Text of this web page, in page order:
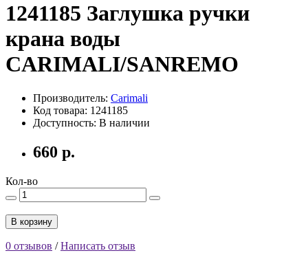
1241185 Заглушка ручки
крана воды
CARIMALI/SANREMO
Производитель: Carimali
Код товара: 1241185
Доступность: В наличии
660 р.
Кол-во
В корзину
0 отзывов /Написать отзыв